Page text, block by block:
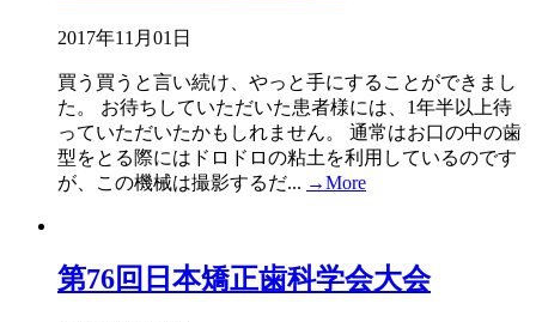
2017年11月01日
買う買うと言い続け、やっと手にすることができまし
た。 お待ちしていただいた患者様には、1年半以上待
っていただいたかもしれません。 通常はお口の中の歯
型をとる際にはドロドロの粘土を利用しているのです
が、この機械は撮影するだ... →More
第76回日本矯正歯科学会大会